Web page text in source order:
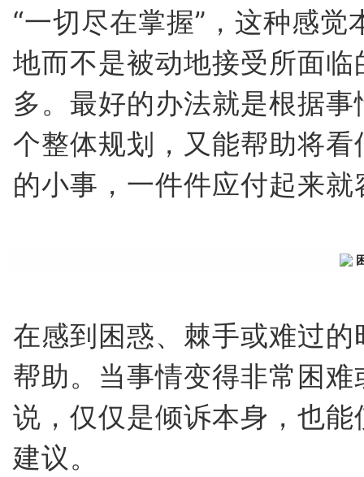
“一切尽在掌握”，这种感
地而不是被动地接受所面
多。最好的办法就是根据
个整体规划，又能帮助将
的小事，一件件应付起来
在感到困惑、棘手或难过
帮助。当事情变得非常困
说，仅仅是倾诉本身，也
建议。